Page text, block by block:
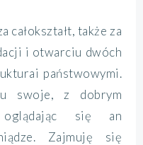
całokształt, także za
i otwarciu dwóch
państwowymi.
swoje, z dobrym
się an
Zajmuję się